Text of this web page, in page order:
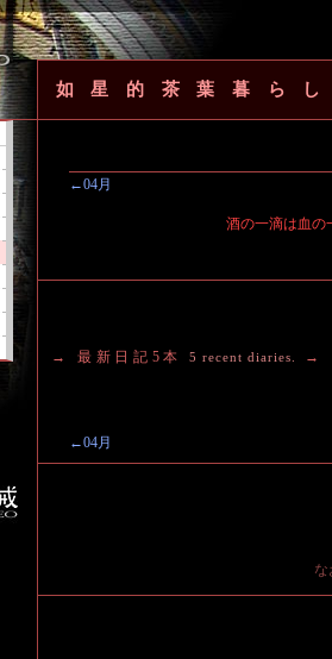
如星的茶葉暮ら
←04月
酒の一滴は血の
→ 最新日記5本5 recent diaries. →
←04月